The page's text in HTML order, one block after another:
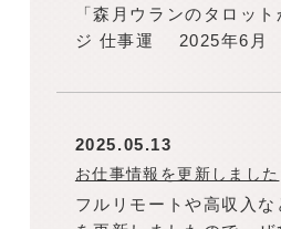
「森月ウランのタロッ
ジ 仕事運 2025年6月
2025.05.13
お仕事情報を更新しました
フルリモートや高収入